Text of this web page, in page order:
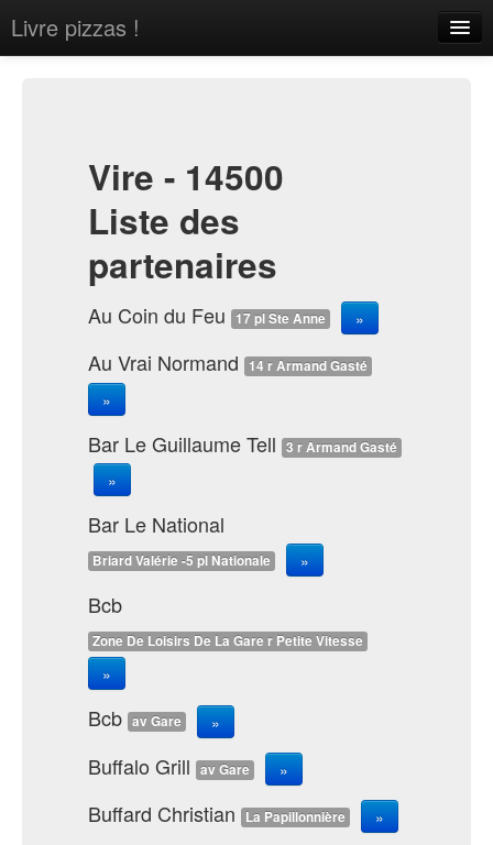
Livre pizzas !
Vire - 14500
Liste des
partenaires
Au Coin du Feu 17 pl Ste Anne »
Au Vrai Normand 14 r Armand Gasté
»
Bar Le Guillaume Tell 3 r Armand Gasté
»
Bar Le National
Briard Valérie -5 pl Nationale »
Bcb
Zone De Loisirs De La Gare r Petite Vitesse
»
Bcb av Gare »
Buffalo Grill av Gare »
Buffard Christian La Papillonnière »